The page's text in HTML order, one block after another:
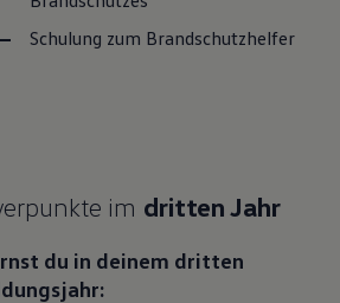
Schulung zum Brandschutzhelfer
im dritten Jahr
du in deinem dritten